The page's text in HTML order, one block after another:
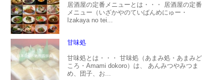
居酒屋の定番メニューとは・・・ 居酒屋の定番
メニュー（いざかやのていばんめにゅー・
Izakaya no tei...
甘味処
甘味処とは・・・ 甘味処（あまみ処・あまみど
ころ・Amami dokoro）は、 あんみつやみつま
め、団子、お...